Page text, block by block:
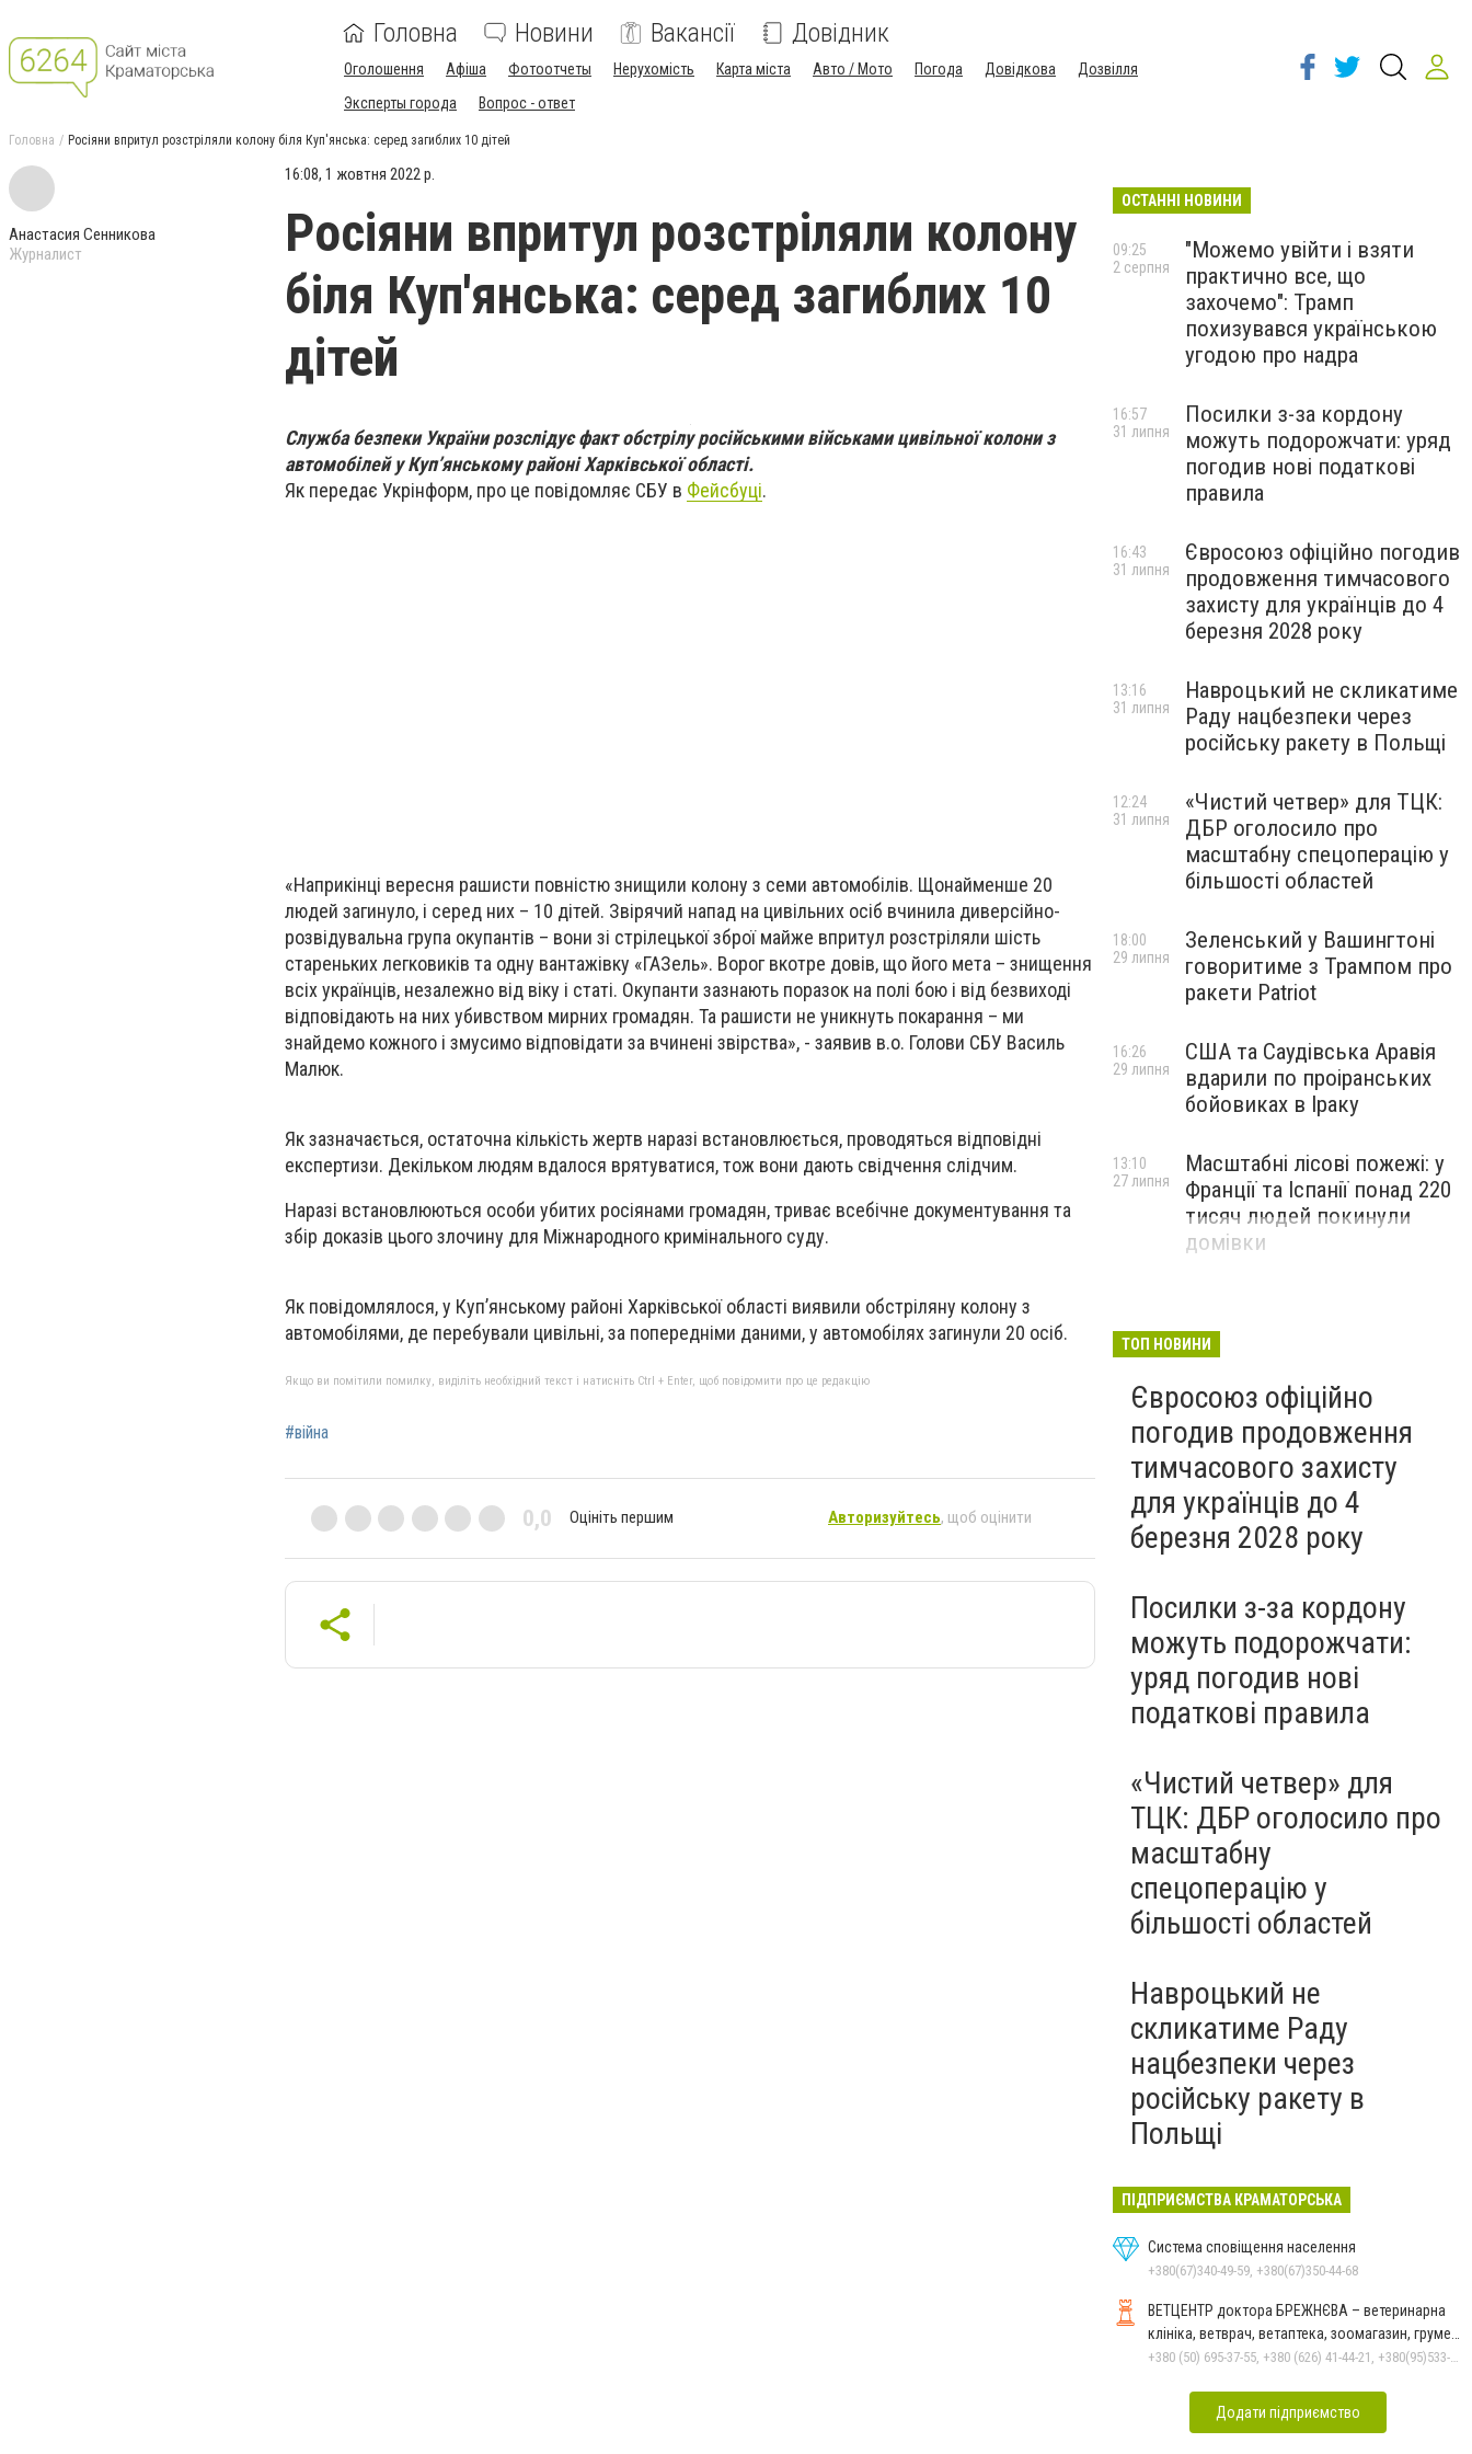
Головна Новини Вакансії Довідник
Оголошення Афіша Фотоотчеты Нерухомість Карта міста Авто / Мото Погода Довідкова
Дозвілля
Эксперты города
Вопрос - ответ
Головна Росіяни впритул розстріляли колону біля Куп'янська: серед загиблих 10 дітей
Анастасия Сенникова
Журналист
16:08, 1 жовтня 2022 р.
Росіяни впритул розстріляли колону
біля Куп'янська: серед загиблих 10
дітей
Служба безпеки України розслідує факт обстрілу російськими військами цивільної колони з
автомобілей у Куп’янському районі Харківської області.
Як передає Укрінформ, про це повідомляє СБУ в Фейсбуці.
«Наприкінці вересня рашисти повністю знищили колону з семи автомобілів. Щонайменше 20
людей загинуло, і серед них – 10 дітей. Звірячий напад на цивільних осіб вчинила диверсійно-
розвідувальна група окупантів – вони зі стрілецької зброї майже впритул розстріляли шість
стареньких легковиків та одну вантажівку «ГАЗель». Ворог вкотре довів, що його мета – знищення
всіх українців, незалежно від віку і статі. Окупанти зазнають поразок на полі бою і від безвиході
відповідають на них убивством мирних громадян. Та рашисти не уникнуть покарання – ми
знайдемо кожного і змуcимо відповідати за вчинені звірства», - заявив в.о. Голови СБУ Василь
Малюк.
Як зазначається, остаточна кількість жертв наразі встановлюється, проводяться відповідні
експертизи. Декільком людям вдалося врятуватися, тож вони дають свідчення слідчим.
Наразі встановлюються особи убитих росіянами громадян, триває всебічне документування та
збір доказів цього злочину для Міжнародного кримінального суду.
Як повідомлялося, у Куп’янському районі Харківської області виявили обстріляну колону з
автомобілями, де перебували цивільні, за попередніми даними, у автомобілях загинули 20 осіб.
Якщо ви помітили помилку, виділіть необхідний текст і натисніть Ctrl + Enter, щоб повідомити про це редакцію
#війна
0,0 Оцініть першим Авторизуйтесь, щоб оцінити
ОСТАННІ НОВИНИ
"Можемо увійти і взяти
практично все, що
захочемо": Трамп
похизувався українською
угодою про надра
09:25
2 серпня
Посилки з-за кордону
можуть подорожчати: уряд
погодив нові податкові
правила
16:57
31 липня
Євросоюз офіційно погодив
продовження тимчасового
захисту для українців до 4
березня 2028 року
16:43
31 липня
Навроцький не скликатиме
Раду нацбезпеки через
російську ракету в Польщі
13:16
31 липня
«Чистий четвер» для ТЦК:
ДБР оголосило про
масштабну спецоперацію у
більшості областей
12:24
31 липня
Зеленський у Вашингтоні
говоритиме з Трампом про
ракети Patriot
18:00
29 липня
США та Саудівська Аравія
вдарили по проіранських
бойовиках в Іраку
16:26
29 липня
Масштабні лісові пожежі: у
Франції та Іспанії понад 220
тисяч людей покинули
домівки
13:10
27 липня
ТОП НОВИНИ
Євросоюз офіційно
погодив продовження
тимчасового захисту
для українців до 4
березня 2028 року
Посилки з-за кордону
можуть подорожчати:
уряд погодив нові
податкові правила
«Чистий четвер» для
ТЦК: ДБР оголосило про
масштабну
спецоперацію у
більшості областей
Навроцький не
скликатиме Раду
нацбезпеки через
російську ракету в
Польщі
ПІДПРИЄМСТВА КРАМАТОРСЬКА
Система сповіщення населення
+380(67)340-49-59, +380(67)350-44-68
ВЕТЦЕНТР доктора БРЕЖНЄВА – ветеринарна
клініка, ветврач, ветаптека, зоомагазин, грумер,
стрижки.
+380 (50) 695-37-55, +380 (626) 41-44-21, +380(95)533-90-03
Додати підприємство